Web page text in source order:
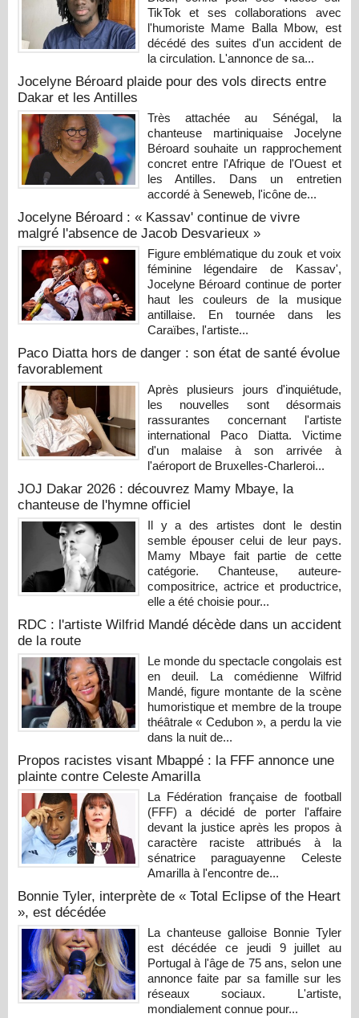
TikTok et ses collaborations avec
l'humoriste Mame Balla Mbow, est
décédé des suites d'un accident de
la circulation. L'annonce de sa...
Jocelyne Béroard plaide pour des vols directs entre
Dakar et les Antilles
Très attachée au Sénégal, la
chanteuse martiniquaise Jocelyne
Béroard souhaite un rapprochement
concret entre l'Afrique de l'Ouest et
les Antilles. Dans un entretien
accordé à Seneweb, l'icône de...
Jocelyne Béroard : « Kassav' continue de vivre
malgré l'absence de Jacob Desvarieux »
Figure emblématique du zouk et voix
féminine légendaire de Kassav',
Jocelyne Béroard continue de porter
haut les couleurs de la musique
antillaise. En tournée dans les
Caraïbes, l'artiste...
Paco Diatta hors de danger : son état de santé évolue
favorablement
Après plusieurs jours d'inquiétude,
les nouvelles sont désormais
rassurantes concernant l'artiste
international Paco Diatta. Victime
d'un malaise à son arrivée à
l'aéroport de Bruxelles-Charleroi...
JOJ Dakar 2026 : découvrez Mamy Mbaye, la
chanteuse de l'hymne officiel
Il y a des artistes dont le destin
semble épouser celui de leur pays.
Mamy Mbaye fait partie de cette
catégorie. Chanteuse, auteure-
compositrice, actrice et productrice,
elle a été choisie pour...
RDC : l'artiste Wilfrid Mandé décède dans un accident
de la route
Le monde du spectacle congolais est
en deuil. La comédienne Wilfrid
Mandé, figure montante de la scène
humoristique et membre de la troupe
théâtrale « Cedubon », a perdu la vie
dans la nuit de...
Propos racistes visant Mbappé : la FFF annonce une
plainte contre Celeste Amarilla
La Fédération française de football
(FFF) a décidé de porter l'affaire
devant la justice après les propos à
caractère raciste attribués à la
sénatrice paraguayenne Celeste
Amarilla à l'encontre de...
Bonnie Tyler, interprète de « Total Eclipse of the Heart
», est décédée
La chanteuse galloise Bonnie Tyler
est décédée ce jeudi 9 juillet au
Portugal à l'âge de 75 ans, selon une
annonce faite par sa famille sur les
réseaux sociaux. L'artiste,
mondialement connue pour...